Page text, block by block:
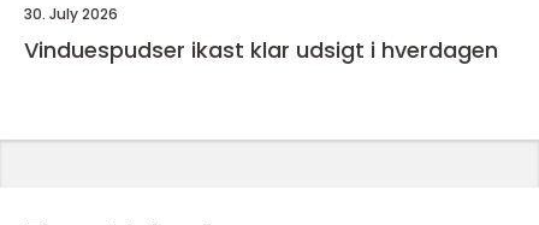
30. July 2026
Vinduespudser ikast klar udsigt i hverdagen